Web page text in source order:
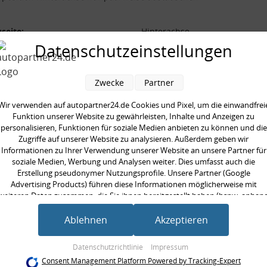
Hinterachse
Schraubenfeder
austauschen:
kauften auch
Datenschutzeinstellungen
verwenden auf autopartner24.de Cookies und Pixel, um die
Funktion unserer Website zu gewährleisten, Inhalte und Anzeigen zu
personalisieren, Funktionen für soziale Medien anbieten zu können und die
Zugriffe auf unserer Website zu analysieren. Außerdem geben wir
Informationen zu Ihrer Verwendung unserer Website an unsere Partner für
soziale Medien, Werbung und Analysen weiter. Dies umfasst auch die
Erstellung pseudonymer Nutzungsprofile. Unsere Partner (Google
Advertising Products) führen diese Informationen möglicherweise mit
Daten zusammen, die Sie ihnen bereitgestellt haben (bspw.
eines persönlichen Accounts) oder welche sie im Rahmen Ihrer Nutzung der
Dienste gesammelt haben (bspw. Nutzungsdaten anderer Geräte). Ihre
Einwilligung zur Nutzung von Cookies und Pixeln können Sie jederzeit
dort die entsprechenden Anpassungen vornehmen.
Datenschutzrichtlinie Impressum
Zwecke Partner
Ablehnen Akzeptieren
Consent Management Platform Powered by Tracking-Expert